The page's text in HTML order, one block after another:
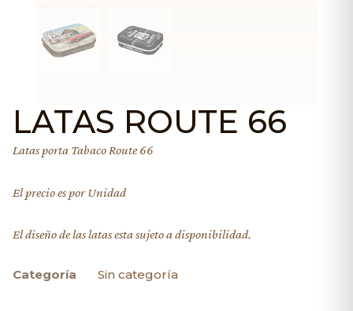
LATAS ROUTE 66
Latas porta Tabaco Route 66
El precio es por Unidad
El diseño de las latas esta sujeto a disponibilidad.
Categoría Sin categoría